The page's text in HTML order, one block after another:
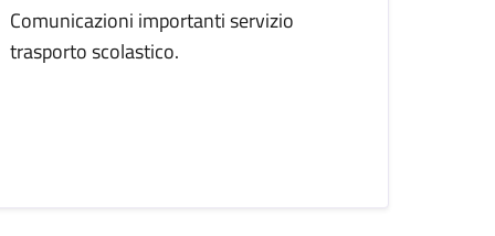
Comunicazioni importanti servizio
trasporto scolastico.